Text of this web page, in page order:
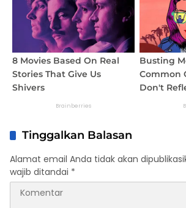
Tinggalkan Balasan
Alamat email Anda tidak akan
wajib ditandai *